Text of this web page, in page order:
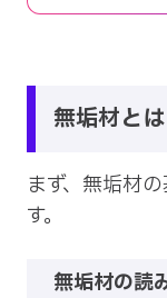
無垢材とは
まず、無垢材
す。
無垢材の読